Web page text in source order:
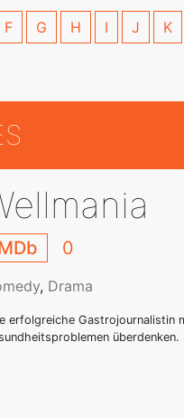
F G H I J K
0
, Drama
erfolgreiche Gastrojournalistin